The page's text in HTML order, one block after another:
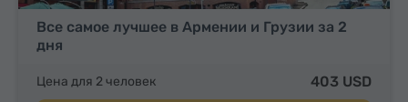
Все самое лучшее в Армении и Грузии за 2
дня
Цена для 2 человек 403 USD